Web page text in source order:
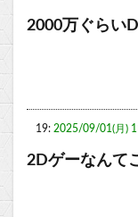
2000万ぐらい
19: 2025/09/01(月)
2Dゲーなんて